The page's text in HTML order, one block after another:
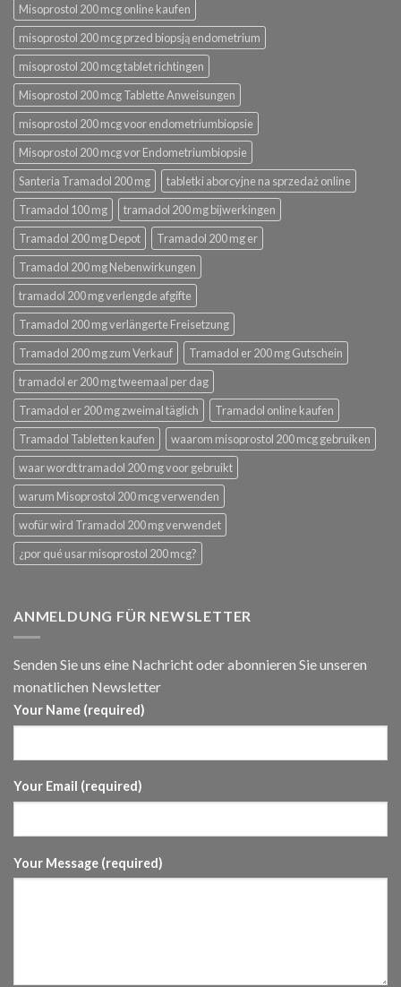
Misoprostol 200 mcg online kaufen
misoprostol 200 mcg przed biopsją endometrium
misoprostol 200 mcg tablet richtingen
Misoprostol 200 mcg Tablette Anweisungen
misoprostol 200 mcg voor endometriumbiopsie
Misoprostol 200 mcg vor Endometriumbiopsie
Santeria Tramadol 200 mg
tabletki aborcyjne na sprzedaż online
Tramadol 100 mg
tramadol 200 mg bijwerkingen
Tramadol 200 mg Depot
Tramadol 200 mg er
Tramadol 200 mg Nebenwirkungen
tramadol 200 mg verlengde afgifte
Tramadol 200 mg verlängerte Freisetzung
Tramadol 200 mg zum Verkauf
Tramadol er 200 mg Gutschein
tramadol er 200 mg tweemaal per dag
Tramadol er 200 mg zweimal täglich
Tramadol online kaufen
Tramadol Tabletten kaufen
waarom misoprostol 200 mcg gebruiken
waar wordt tramadol 200 mg voor gebruikt
warum Misoprostol 200 mcg verwenden
wofür wird Tramadol 200 mg verwendet
¿por qué usar misoprostol 200 mcg?
ANMELDUNG FÜR NEWSLETTER
Senden Sie uns eine Nachricht oder abonnieren Sie unseren
monatlichen Newsletter
Your Name (required)
Your Email (required)
Your Message (required)